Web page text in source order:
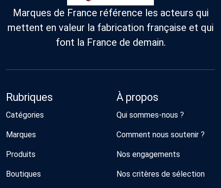
Marques de France référence les acteurs qui
mettent en valeur la fabrication française et qui
font la France de demain.
Rubriques
Catégories
Marques
Produits
Boutiques
À propos
Qui sommes-nous ?
Comment nous soutenir ?
Nos engagements
Nos critères de sélection